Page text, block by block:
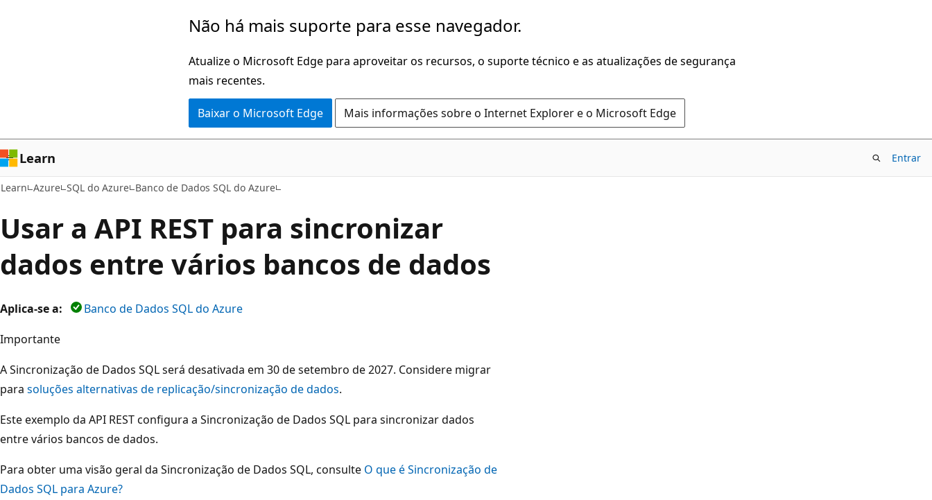
Não há mais suporte para esse navegador.
Atualize o Microsoft Edge para aproveitar os recursos, o suporte técnico e as atualizações de segurança
mais recentes.
Baixar o Microsoft Edge Mais informações sobre o Internet Explorer e o Microsoft Edge
Learn Entrar
Learn Azure SQL do Azure Banco de Dados SQL do Azure
Usar a API REST para sincronizar
dados entre vários bancos de dados
Aplica-se a:
Banco de Dados SQL do Azure
Importante
A Sincronização de Dados SQL será desativada em 30 de setembro de 2027. Considere migrar
para soluções alternativas de replicação/sincronização de dados.
Este exemplo da API REST configura a Sincronização de Dados SQL para sincronizar dados
entre vários bancos de dados.
Para obter uma visão geral da Sincronização de Dados SQL, consulte O que é Sincronização de
Dados SQL para Azure?